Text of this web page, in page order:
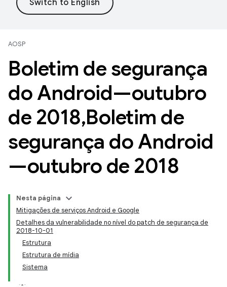
AOSP
Boletim de segurança
do Android—outubro
de 2018,Boletim de
segurança do Android
—outubro de 2018
Nesta página
Mitigações de serviços Android e Google
Detalhes da vulnerabilidade no nível do patch de segurança de
2018-10-01
Estrutura
Estrutura de mídia
Sistema